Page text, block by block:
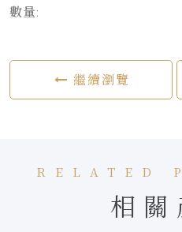
數量:
繼續瀏覽
RELATED
相關